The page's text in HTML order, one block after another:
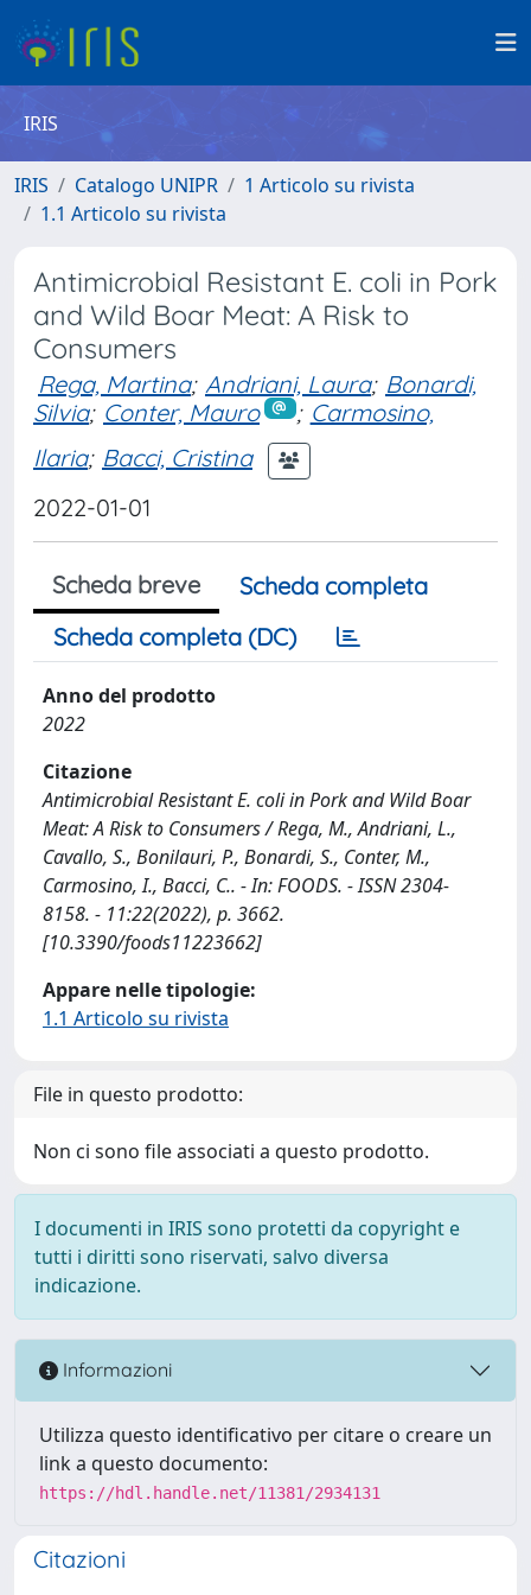
IRIS
IRIS Catalogo UNIPR
1 Articolo su rivista
1.1 Articolo su rivista
Antimicrobial Resistant E. coli in Pork
and Wild Boar Meat: A Risk to
Consumers
Rega, Martina; Andriani, Laura; Bonardi,
Silvia; Conter, Mauro ; Carmosino,
Ilaria; Bacci, Cristina
2022-01-01
Scheda breve
Scheda completa
Scheda completa (DC)
Anno del prodotto
2022
Citazione
Antimicrobial Resistant E. coli in Pork and Wild Boar
Meat: A Risk to Consumers / Rega, M., Andriani, L.,
Cavallo, S., Bonilauri, P., Bonardi, S., Conter, M.,
Carmosino, I., Bacci, C.. - In: FOODS. - ISSN 2304-
8158. - 11:22(2022), p. 3662.
[10.3390/foods11223662]
Appare nelle tipologie:
1.1 Articolo su rivista
File in questo prodotto:
Non ci sono file associati a questo prodotto.
I documenti in IRIS sono protetti da copyright e
tutti i diritti sono riservati, salvo diversa
indicazione.
Informazioni
Utilizza questo identificativo per citare o creare un
link a questo documento:
https://hdl.handle.net/11381/2934131
Citazioni